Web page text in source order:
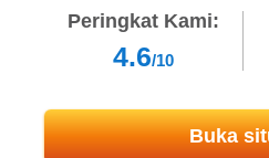
Peringkat Kami:
4.6/10
Buka